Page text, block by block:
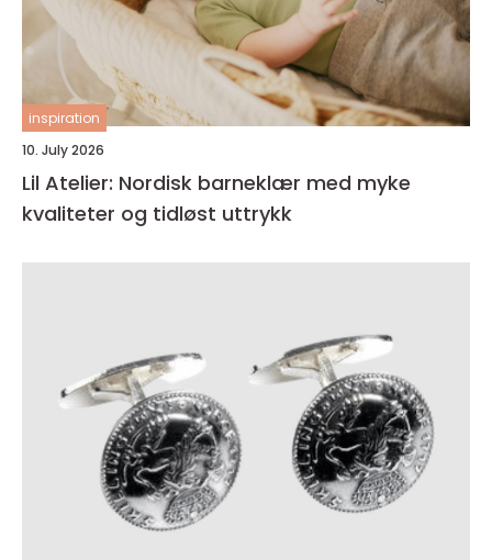
inspiration
10. July 2026
Lil Atelier: Nordisk barneklær med myke
kvaliteter og tidløst uttrykk